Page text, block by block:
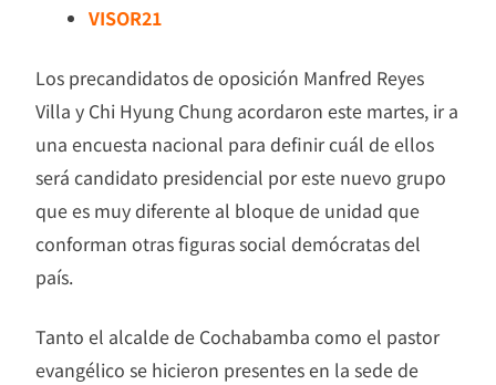
VISOR21
Los precandidatos de oposición Manfred Reyes
Villa y Chi Hyung Chung acordaron este martes, ir a
una encuesta nacional para definir cuál de ellos
será candidato presidencial por este nuevo grupo
que es muy diferente al bloque de unidad que
conforman otras figuras social demócratas del
país.
Tanto el alcalde de Cochabamba como el pastor
evangélico se hicieron presentes en la sede de